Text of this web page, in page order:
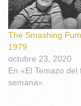
The Smashing
1979
octubre 23, 2020
En «El Temazo del
semana»